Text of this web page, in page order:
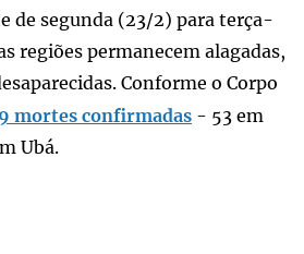
de segunda (23/2) para terça-
regiões permanecem alagadas,
Conforme o Corpo
mortes confirmadas - 53 em
Ubá.